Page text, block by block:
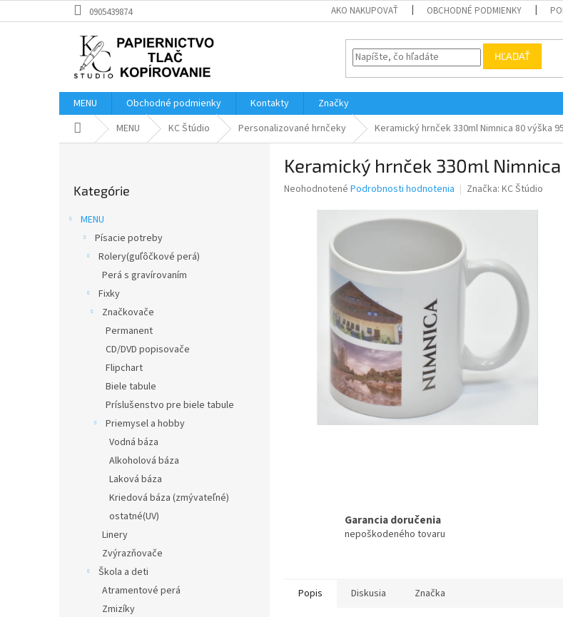
na
0905439874 AKO NAKUPOVAŤ OBCHODNÉ PODMIENKY
HĽADAŤ
MENU Obchodné podmienky Kontakty
Značky
DomovMENU KC Štúdio Personalizované hrnčeky Keramický hrnček 330ml Nimnica 80 výška
kategórie
Kategórie
MENU
Písacie potreby
Rolery(guľôčkové perá)
Perá s gravírovaním
Fixky
Značkovače
Permanent
CD/DVD popisovače
Flipchart
Biele tabule
Príslušenstvo pre biele tabule
Priemysel a hobby
Vodná báza
Alkoholová báza
Laková báza
Kriedová báza (zmývateľné)
ostatné(UV)
Linery
Zvýrazňovače
Škola a deti
Atramentové perá
Zmizíky
Keramický hrnček 330ml
Priemerné
Neohodnotené Podrobnosti hodnotenia Značka: KC Štúdio
Garancia doručenia
nepoškodeného tovaru
Popis Diskusia Značka